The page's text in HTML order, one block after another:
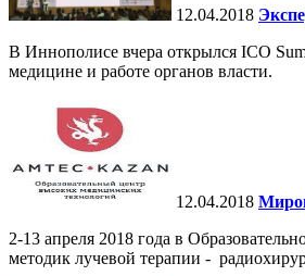
12.04.2018
В Иннополисе вчера открылся ICO
медицине и работе органов власти.
12.04.2018
2-13 апреля 2018 года в
методик лучевой терапии -